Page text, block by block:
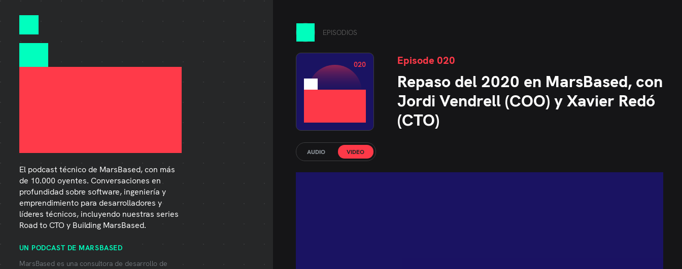
El podcast técnico de MarsBased, con más
de 10.000 oyentes. Conversaciones en
profundidad sobre software, ingeniería y
emprendimiento para desarrolladores y
líderes técnicos, incluyendo nuestras series
Road to CTO y Building MarsBased.
UN PODCAST DE MARSBASED
MarsBased es una consultora de desarrollo de
ENGLISH ED.
EPISODIOS
Episode 020
Repaso del 2020 en MarsBased, con
Jordi Vendrell (COO) y Xavier Redó
(CTO)
020
AUDIO VIDEO